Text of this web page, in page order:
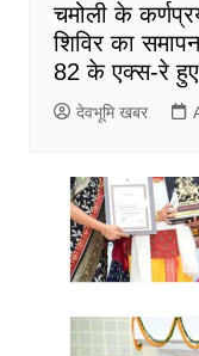
चमोली के
शिविर का
82 के एक्स-रे हुए
देवभूमि खबर